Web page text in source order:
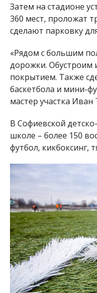
Затем на стадионе
360 мест, проложат
сделают парковку
«Рядом с большим
дорожки. Обустроим
покрытием. Также
баскетбола и мини-
мастер участка Иван
В Софиевской
школе – более 150
футбол, кикбоксинг,